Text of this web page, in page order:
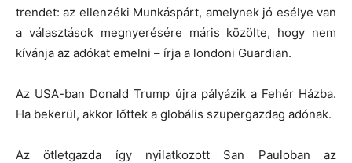
trendet: az ellenzéki Munkáspárt, amelynek jó esélye van
a választások megnyerésére máris közölte, hogy nem
kívánja az adókat emelni – írja a londoni Guardian.
Az USA-ban Donald Trump újra pályázik a Fehér Házba.
Ha bekerül, akkor lőttek a globális szupergazdag adónak.
Az ötletgazda így nyilatkozott San Pauloban az